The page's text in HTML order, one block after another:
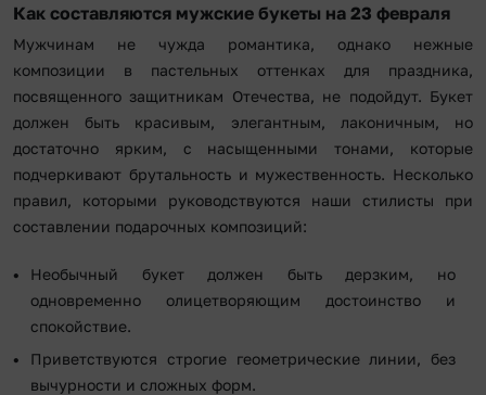
Как составляются мужские букеты на 23 февраля
Мужчинам не чужда романтика, однако нежные
композиции в пастельных оттенках для праздника,
посвященного защитникам Отечества, не подойдут. Букет
должен быть красивым, элегантным, лаконичным, но
достаточно ярким, с насыщенными тонами, которые
подчеркивают брутальность и мужественность. Несколько
правил, которыми руководствуются наши стилисты при
составлении подарочных композиций:
Необычный букет должен быть дерзким, но
одновременно олицетворяющим достоинство и
спокойствие.
Приветствуются строгие геометрические линии, без
вычурности и сложных форм.